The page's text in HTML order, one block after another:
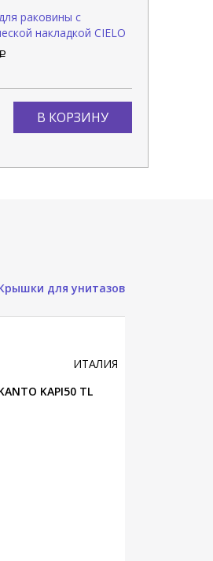
раковины с
накладкой CIELO
PIL01 AM
В КОРЗИНУ
для унитазов
ИТАЛИЯ
KAPI50 TL